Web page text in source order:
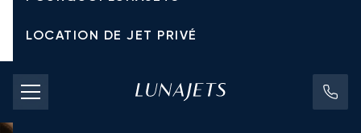
LOCATION DE JET PRIVÉ
TARIFS D'AFFRÈTEMENT
JETS PRIVÉS